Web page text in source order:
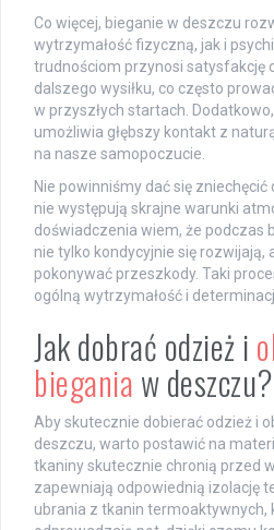
Co więcej, bieganie w deszczu
wytrzymałość fizyczną, jak i
trudnościom przynosi satysfakcję
dalszego wysiłku, co często
w przyszłych startach.
umożliwia głębszy kontakt z
na nasze samopoczucie.
Nie powinniśmy dać się
nie występują skrajne warunki
doświadczenia wiem, że podczas
nie tylko kondycyjnie się rozwijają,
pokonywać przeszkody. Taki
ogólną wytrzymałość i
Jak dobrać odzież i
biegania w deszczu?
Aby skutecznie dobierać odzież i
deszczu, warto postawić na
tkaniny skutecznie chronią przed
zapewniają odpowiednią izolację
ubrania z tkanin termoaktywnych,